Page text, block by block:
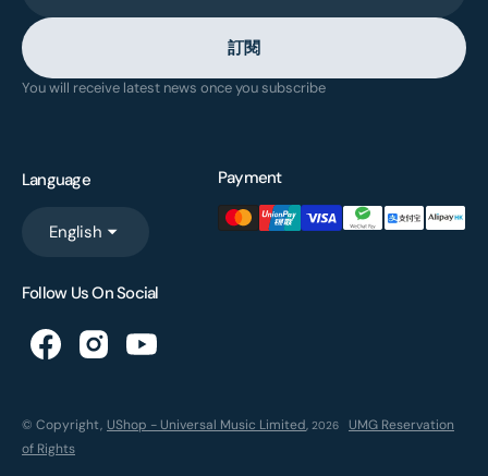
訂閱
You will receive latest news once you subscribe
Language
English
Payment
Follow Us On Social
© Copyright, UShop - Universal Music Limited, 2026
UMG Reservation
of Rights